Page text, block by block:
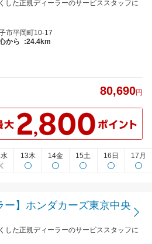
した正規ディーラーのサービススタッフに
市平岡町10-17
から
:24.4km
80,690円
13木 14金 15土 16日 17月
ー】ホンダカーズ東京中央
した正規ディーラーのサービススタッフに